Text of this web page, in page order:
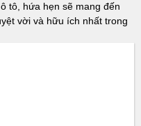
tô, hứa hẹn sẽ mang đến
vời và hữu ích nhất trong